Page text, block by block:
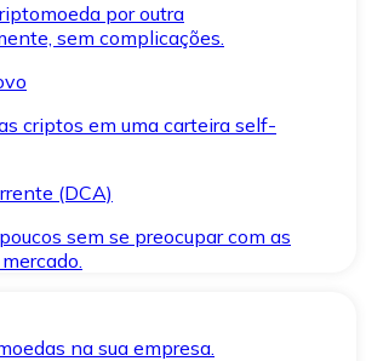
por outra
sem complicações.
criptos em uma carteira self-
(DCA)
sem se preocupar com as
na sua empresa.